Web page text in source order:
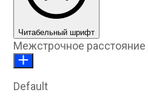
Читабельный шрифт
Межстрочное расстояние
Default